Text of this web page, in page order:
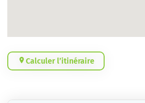
Calculer l’itinéraire